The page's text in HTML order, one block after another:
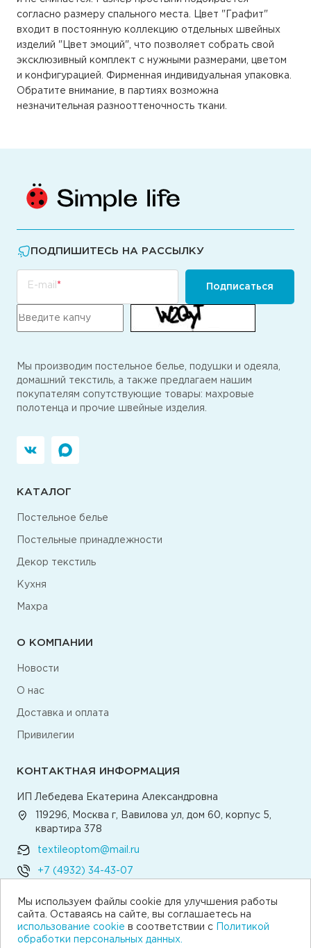
согласно размеру спального места. Цвет "Графит"
входит в постоянную коллекцию отдельных швейных
изделий "Цвет эмоций", что позволяет собрать свой
эксклюзивный комплект с нужными размерами, цветом
и конфигурацией. Фирменная индивидуальная упаковка.
Обратите внимание, в партиях возможна
незначительная разнооттеночность ткани.
Мы используем файлы cookie для улучшения работы
сайта. Оставаясь на сайте, вы соглашаетесь на
использование cookie в соответствии с
Политикой
обработки персональных данных.
ПОДПИШИТЕСЬ НА РАССЫЛКУ
E-mail Подписаться
Мы производим постельное белье, подушки и одеяла,
домашний текстиль, а также предлагаем нашим
покупателям сопутствующие товары: махровые
полотенца и прочие швейные изделия.
КАТАЛОГ
Постельное белье
Постельные принадлежности
Декор текстиль
Кухня
Махра
О КОМПАНИИ
Новости
О нас
Доставка и оплата
Привилегии
КОНТАКТНАЯ ИНФОРМАЦИЯ
ИП Лебедева Екатерина Александровна
119296, Москва г, Вавилова ул, дом 60, корпус 5,
квартира 378
textileoptom@mail.ru
+7 (4932) 34-43-07
Написать директору